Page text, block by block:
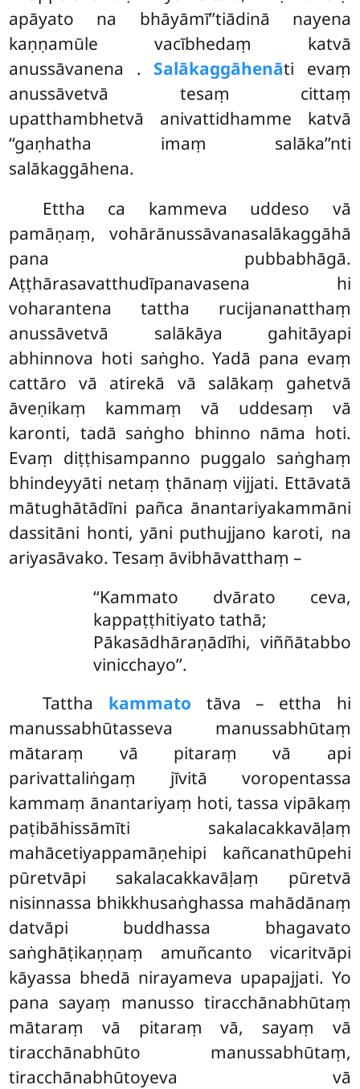
apāyato na bhāyāmī’’tiādinā nayena
kaṇṇamūle vacībhedaṃ katvā
anussāvanena . Salākaggāhenāti evaṃ
anussāvetvā tesaṃ cittaṃ
upatthambhetvā anivattidhamme katvā
‘‘gaṇhatha imaṃ salāka’’nti
salākaggāhena.
Ettha ca kammeva uddeso vā
pamāṇaṃ, vohārānussāvanasalākaggāhā
pana pubbabhāgā.
Aṭṭhārasavatthudīpanavasena hi
voharantena tattha rucijananatthaṃ
anussāvetvā salākāya gahitāyapi
abhinnova hoti saṅgho. Yadā pana evaṃ
cattāro vā atirekā vā salākaṃ gahetvā
āveṇikaṃ kammaṃ vā uddesaṃ vā
karonti, tadā saṅgho bhinno nāma hoti.
Evaṃ diṭṭhisampanno puggalo saṅghaṃ
bhindeyyāti netaṃ ṭhānaṃ vijjati. Ettāvatā
mātughātādīni pañca ānantariyakammāni
dassitāni honti, yāni puthujjano karoti, na
ariyasāvako. Tesaṃ āvibhāvatthaṃ –
‘‘Kammato dvārato ceva,
kappaṭṭhitiyato tathā;
Pākasādhāraṇādīhi, viññātabbo
vinicchayo’’.
Tattha kammato tāva – ettha hi
manussabhūtasseva manussabhūtaṃ
mātaraṃ vā pitaraṃ vā api
parivattaliṅgaṃ jīvitā voropentassa
kammaṃ ānantariyaṃ hoti, tassa vipākaṃ
paṭibāhissāmīti sakalacakkavāḷaṃ
mahācetiyappamāṇehipi kañcanathūpehi
pūretvāpi sakalacakkavāḷaṃ pūretvā
nisinnassa bhikkhusaṅghassa mahādānaṃ
datvāpi buddhassa bhagavato
saṅghāṭikaṇṇaṃ amuñcanto vicaritvāpi
kāyassa bhedā nirayameva upapajjati. Yo
pana sayaṃ manusso tiracchānabhūtaṃ
mātaraṃ vā pitaraṃ vā, sayaṃ vā
tiracchānabhūto manussabhūtaṃ,
tiracchānabhūtoyeva vā